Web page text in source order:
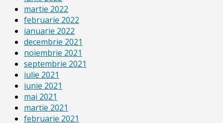
martie 2022
februarie 2022
ianuarie 2022
decembrie 2021
noiembrie 2021
septembrie 2021
iulie 2021
iunie 2021
mai 2021
martie 2021
februarie 2021